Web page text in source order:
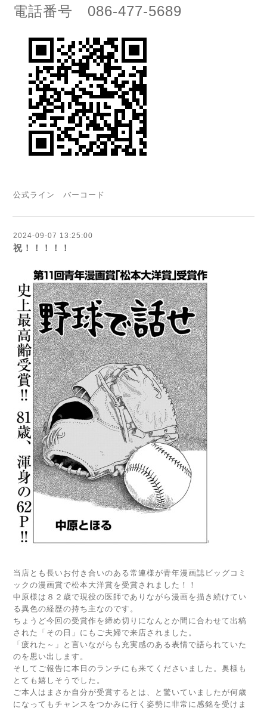
電話番号 086-477-5689
公式ライン バーコード
2024-09-07 13:25:00
祝！！！！！
当店とも長いお付き合いのある常連様が青年漫画誌ビッグコミ
ックの漫画賞で松本大洋賞を受賞されました！！
中原様は８２歳で現役の医師でありながら漫画を描き続けてい
る異色の経歴の持ち主なのです。
ちょうど今回の受賞作を締め切りになんとか間に合わせて出稿
された「その日」にもご夫婦で来店されました。
「疲れた～」と言いながらも充実感のある表情で語られていた
のを思い出します。
そしてご報告に本日のランチにも来てくださいました。奥様も
とても嬉しそうでした。
ご本人はまさか自分が受賞するとは、と驚いていましたが何歳
になってもチャンスをつかみに行く姿勢に非常に感銘を受けま